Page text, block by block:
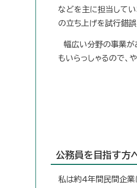
などを主に担当してい
の立ち上げを試行錯誤
幅広い分野の事業が
もいらっしゃるので、
公務員を目指す方
私は約4年間民間企業